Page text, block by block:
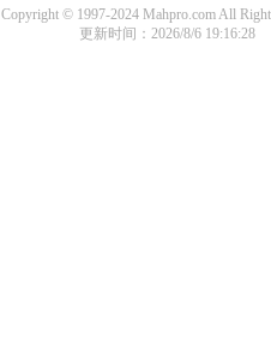
Copyright © 1997-2024 Mahpro.com All
更新时间：2026/8/6 19:16:28